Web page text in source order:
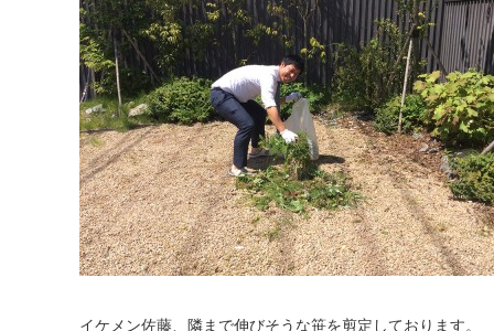
イケメン佐藤、隣まで伸びそうな笹を剪定しております。